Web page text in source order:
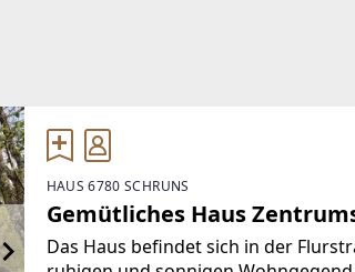
HAUS 6780 SCHRUNS
Gemütliches Haus
Das Haus befindet sich in der